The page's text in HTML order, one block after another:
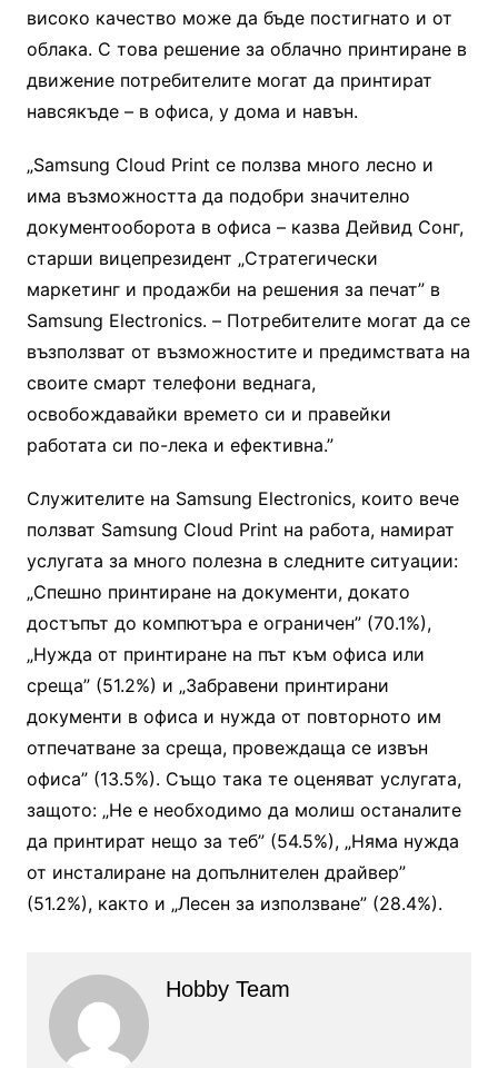
високо качество може да бъде постигнато и от
облака. С това решение за облачно принтиране в
движение потребителите могат да принтират
навсякъде – в офиса, у дома и навън.
„Samsung Cloud Print се ползва много лесно и
има възможността да подобри значително
документооборота в офиса – казва Дейвид Сонг,
старши вицепрезидент „Стратегически
маркетинг и продажби на решения за печат” в
Samsung Electronics. – Потребителите могат да се
възползват от възможностите и предимствата на
своите смарт телефони веднага,
освобождавайки времето си и правейки
работата си по-лека и ефективна.”
Служителите на Samsung Electronics, които вече
ползват Samsung Cloud Print на работа, намират
услугата за много полезна в следните ситуации:
„Спешно принтиране на документи, докато
достъпът до компютъра е ограничен” (70.1%),
„Нужда от принтиране на път към офиса или
среща” (51.2%) и „Забравени принтирани
документи в офиса и нужда от повторното им
отпечатване за среща, провеждаща се извън
офиса” (13.5%). Също така те оценяват услугата,
защото: „Не е необходимо да молиш останалите
да принтират нещо за теб” (54.5%), „Няма нужда
от инсталиране на допълнителен драйвер”
(51.2%), както и „Лесен за използване” (28.4%).
Hobby Team